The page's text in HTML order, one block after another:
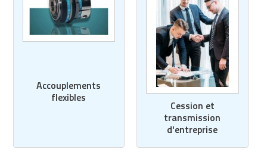
Accouplements
flexibles
Cession et
transmission
d'entreprise